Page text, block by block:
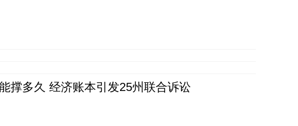
撑多久 经济账本引发25州联合诉讼